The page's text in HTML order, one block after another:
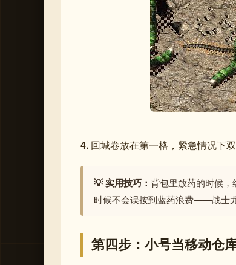
4. 回城卷放在第一格，紧急情况下
💡 实用技巧： 背包里放药的时候
时候不会误按到蓝药浪费——战士
第四步：小号当移动仓